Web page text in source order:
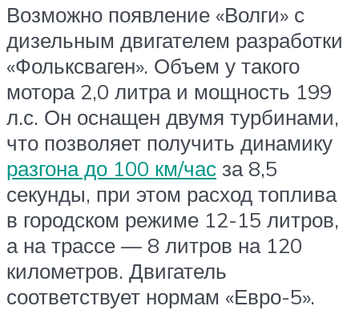
Возможно появление «Волги» с
дизельным двигателем разработки
«Фольксваген». Объем у такого
мотора 2,0 литра и мощность 199
л.с. Он оснащен двумя турбинами,
что позволяет получить динамику
разгона до 100 км/час за 8,5
секунды, при этом расход топлива
в городском режиме 12-15 литров,
а на трассе — 8 литров на 120
километров. Двигатель
соответствует нормам «Евро-5».